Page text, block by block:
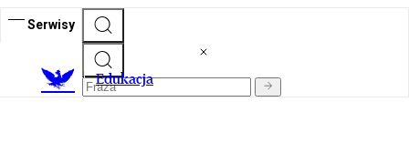
Serwisy
Edukacja